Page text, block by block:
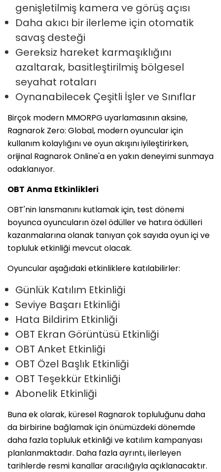
genişletilmiş kamera ve görüş açısı
Daha akıcı bir ilerleme için otomatik
savaş desteği
Gereksiz hareket karmaşıklığını
azaltarak, basitleştirilmiş bölgesel
seyahat rotaları
Oynanabilecek Çeşitli İşler ve Sınıflar
Birçok modern MMORPG uyarlamasının aksine,
Ragnarok Zero: Global, modern oyuncular için
kullanım kolaylığını ve oyun akışını iyileştirirken,
orijinal Ragnarok Online'a en yakın deneyimi sunmaya
odaklanıyor.
OBT Anma Etkinlikleri
OBT'nin lansmanını kutlamak için, test dönemi
boyunca oyuncuların özel ödüller ve hatıra ödülleri
kazanmalarına olanak tanıyan çok sayıda oyun içi ve
topluluk etkinliği mevcut olacak.
Oyuncular aşağıdaki etkinliklere katılabilirler:
Günlük Katılım Etkinliği
Seviye Başarı Etkinliği
Hata Bildirim Etkinliği
OBT Ekran Görüntüsü Etkinliği
OBT Anket Etkinliği
OBT Özel Başlık Etkinliği
OBT Teşekkür Etkinliği
Abonelik Etkinliği
Buna ek olarak, küresel Ragnarok topluluğunu daha
da birbirine bağlamak için önümüzdeki dönemde
daha fazla topluluk etkinliği ve katılım kampanyası
planlanmaktadır. Daha fazla ayrıntı, ilerleyen
tarihlerde resmi kanallar aracılığıyla açıklanacaktır.